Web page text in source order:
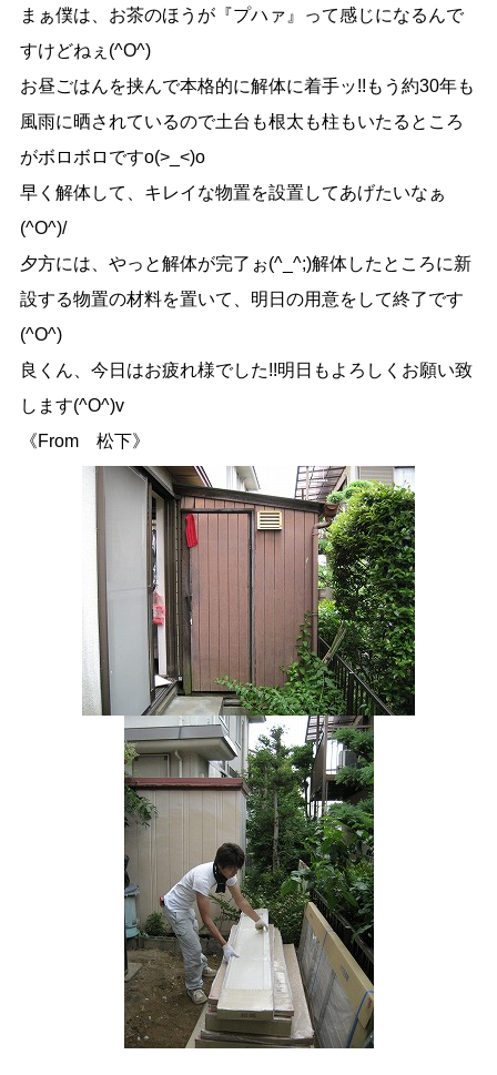
まぁ僕は、お茶のほうが『プハァ』って感じになるんで
すけどねぇ(^O^)
お昼ごはんを挟んで本格的に解体に着手ッ!!もう約30年も
風雨に晒されているので土台も根太も柱もいたるところ
がボロボロですo(>_<)o
早く解体して、キレイな物置を設置してあげたいなぁ
(^O^)/
夕方には、やっと解体が完了ぉ(^_^;)解体したところに新
設する物置の材料を置いて、明日の用意をして終了です
(^O^)
良くん、今日はお疲れ様でした!!明日もよろしくお願い致
します(^O^)v
《From 松下》